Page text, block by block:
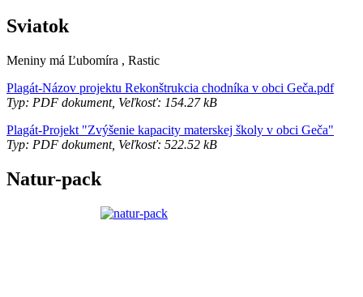
Sviatok
Meniny má Ľubomíra , Rastic
Plagát-Názov projektu Rekonštrukcia chodníka v obci Geča.pdf
Typ: PDF dokument, Veľkosť: 154.27 kB
Plagát-Projekt "Zvýšenie kapacity materskej školy v obci Geča"
Typ: PDF dokument, Veľkosť: 522.52 kB
Natur-pack